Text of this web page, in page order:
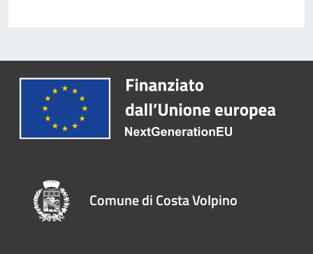
Comune di Costa Volpino